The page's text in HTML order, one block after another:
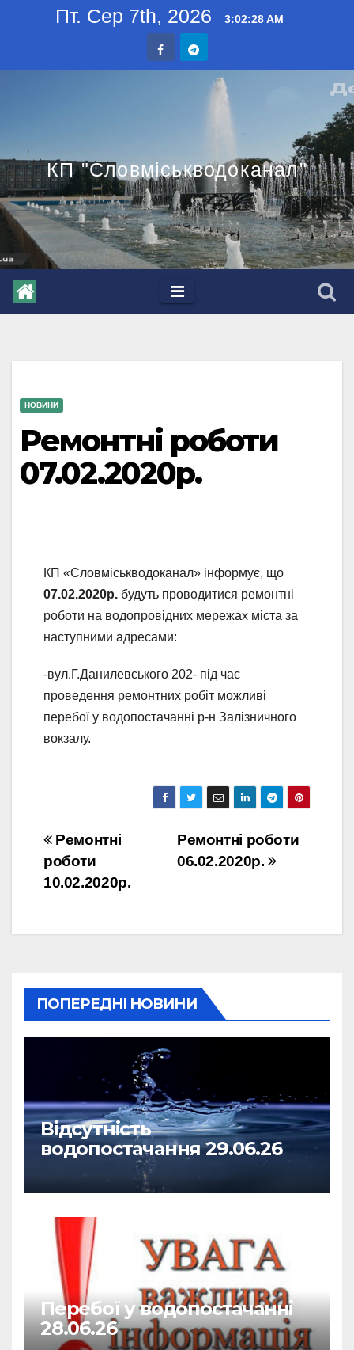
Пт. Сер 7th, 2026 3:02:29 AM
КП "Словміськводоканал"
НОВИНИ
Ремонтні роботи
07.02.2020р.
КП «Словміськводоканал» інформує, що
07.02.2020р. будуть проводитися ремонтні
роботи на водопровідних мережах міста за
наступними адресами:
-вул.Г.Данилевського 202- під час
проведення ремонтних робіт можливі
перебої у водопостачанні р-н Залізничного
вокзалу.
Навігація
записів
Ремонтні роботи
06.02.2020р.
Ремонтні
роботи
10.02.2020р.
ПОПЕРЕДНІ НОВИНИ
Відсутність
водопостачання 29.06.26
Перебої у водопостачанні
28.06.26